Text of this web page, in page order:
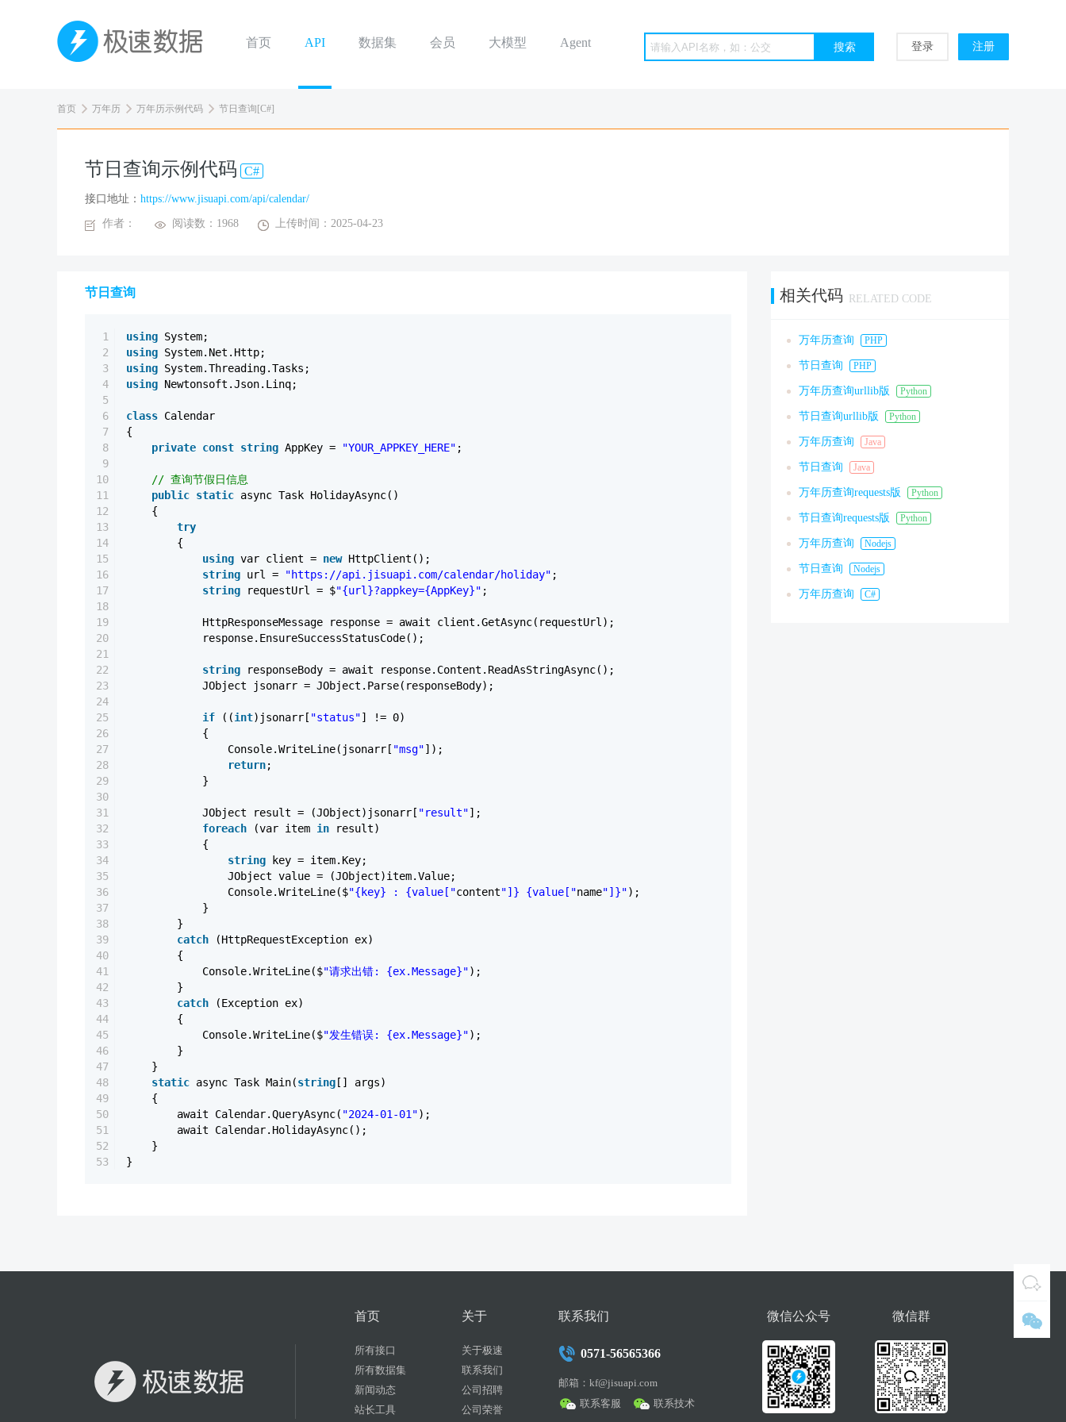
首页 API 数据集 会员 大模型 Agent 登录 注册
首页 万年历 万年历示例代码 节日查询[C#]
节日查询示例代码 C#
接口地址： https://www.jisuapi.com/api/calendar/
作者： 阅读数：1968 上传时间：2025-04-23
节日查询
1
2
3
4
5
6
7
8
9
10
11
12
13
14
15
16
17
18
19
20
21
22
23
24
25
26
27
28
29
30
31
32
33
34
35
36
37
38
39
40
41
42
43
44
45
46
47
48
49
50
51
52
53
using System;
using System.Net.Http;
using System.Threading.Tasks;
using Newtonsoft.Json.Linq;
class Calendar
{
private const string AppKey = "YOUR_APPKEY_HERE" ;
// 查询节假日信息
public static async Task HolidayAsync()
{
try
{
using var client = new HttpClient();
string url = "https://api.jisuapi.com/calendar/holiday" ;
string
requestUrl = $"{url}?appkey={AppKey}" ;
HttpResponseMessage response = await client.GetAsync(requestUrl);
response.EnsureSuccessStatusCode();
string
responseBody = await response.Content.ReadAsStringAsync();
JObject jsonarr = JObject.Parse(responseBody);
if ((int)jsonarr[ "status"] != 0)
{
Console.WriteLine(jsonarr[ "msg"]);
return;
}
JObject result = (JObject)jsonarr[ "result"];
foreach
(var item in
result)
{
string
key = item.Key;
JObject value = (JObject)item.Value;
Console.WriteLine($"{key} : {value["content"]} {value["name"]}");
}
}
catch
(HttpRequestException ex)
{
Console.WriteLine($"请求出错: {ex.Message}");
}
catch
(Exception ex)
{
Console.WriteLine($"发生错误: {ex.Message}");
}
}
static async Task Main(string [] args)
{
await Calendar.QueryAsync( "2024-01-01");
await Calendar.HolidayAsync();
}
}
相关代码 RELATED CODE
万年历查询 PHP
节日查询 PHP
万年历查询urllib版 Python
节日查询urllib版 Python
万年历查询 Java
节日查询 Java
万年历查询requests版 Python
节日查询requests版 Python
万年历查询 Nodejs
节日查询 Nodejs
万年历查询 C#
首页
所有接口
所有数据集
新闻动态
站长工具
关于
关于极速
联系我们
公司招聘
公司荣誉
联系我们
0571-56565366
邮箱：kf@jisuapi.com
联系客服
联系技术
微信公众号 微信群